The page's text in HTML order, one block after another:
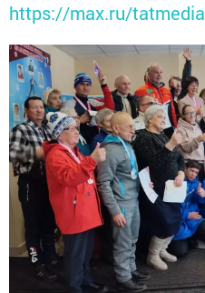
https://max.ru/tatmedia